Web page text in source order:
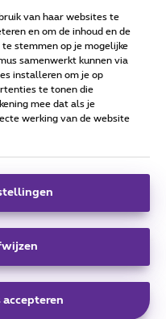
statement
Proximus
beheerd conform het
van haar websites te
en om de inhoud en de
stemmen op je mogelijke
samenwerkt kunnen via
installeren om je op
te tonen die
mee dat als je
werking van de website